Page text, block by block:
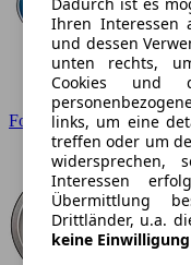
Ford
Dadurch ist es
Ihren Interessen
und dessen
unten rechts,
Cookies und
links, um eine
treffen oder um
widersprechen,
Interessen
Übermittlung
Drittländer, u.a.
keine Einwilligung